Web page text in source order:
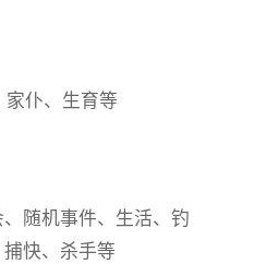
家仆、生育等
随机事件、生活、钓
快、杀手等